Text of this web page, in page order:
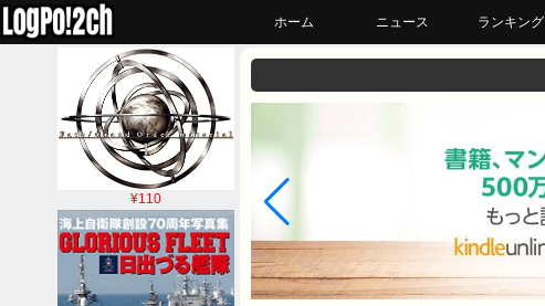
ホーム ニュース ランキング
¥110